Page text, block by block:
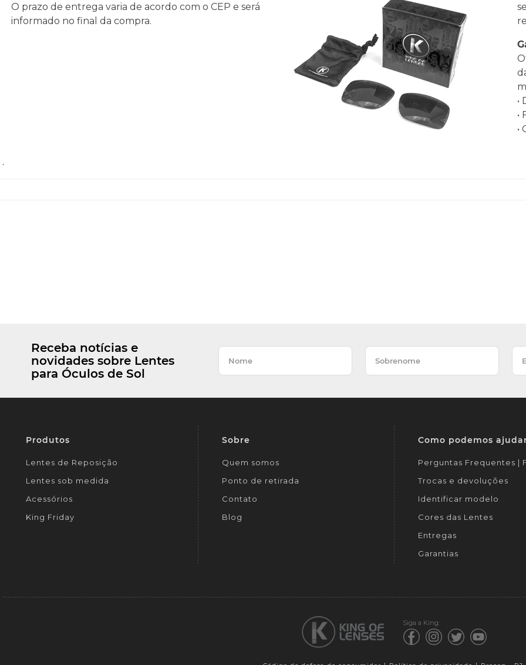
O prazo de entrega varia de acordo com o CEP e será
informado no final da compra.
•
•
•
.
Receba notícias e
novidades sobre Lentes
para Óculos de Sol
Produtos
Lentes de Reposição
Lentes sob medida
Acessórios
King Friday
Sobre
Quem somos
Ponto de retirada
Contato
Blog
Como podemos
Perguntas Frequentes |
Trocas e devoluções
Identificar modelo
Cores das Lentes
Entregas
Garantias
Siga a King: